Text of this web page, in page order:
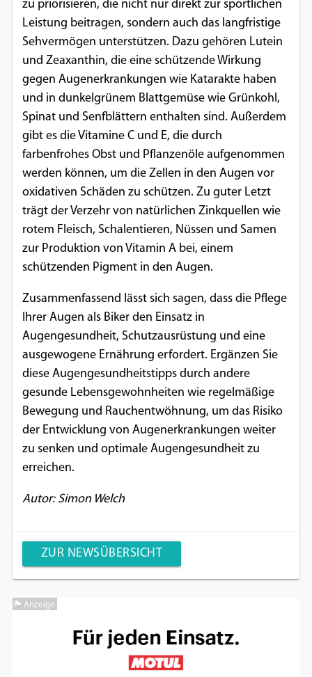
zu priorisieren, die nicht nur direkt zur sportlichen
Leistung beitragen, sondern auch das langfristige
Sehvermögen unterstützen. Dazu gehören Lutein
und Zeaxanthin, die eine schützende Wirkung
gegen Augenerkrankungen wie Katarakte haben
und in dunkelgrünem Blattgemüse wie Grünkohl,
Spinat und Senfblättern enthalten sind. Außerdem
gibt es die Vitamine C und E, die durch
farbenfrohes Obst und Pflanzenöle aufgenommen
werden können, um die Zellen in den Augen vor
oxidativen Schäden zu schützen. Zu guter Letzt
trägt der Verzehr von natürlichen Zinkquellen wie
rotem Fleisch, Schalentieren, Nüssen und Samen
zur Produktion von Vitamin A bei, einem
schützenden Pigment in den Augen.
Zusammenfassend lässt sich sagen, dass die Pflege
Ihrer Augen als Biker den Einsatz in
Augengesundheit, Schutzausrüstung und eine
ausgewogene Ernährung erfordert. Ergänzen Sie
diese Augengesundheitstipps durch andere
gesunde Lebensgewohnheiten wie regelmäßige
Bewegung und Rauchentwöhnung, um das Risiko
der Entwicklung von Augenerkrankungen weiter
zu senken und optimale Augengesundheit zu
erreichen.
Autor: Simon Welch
ZUR NEWSÜBERSICHT
Anzeige